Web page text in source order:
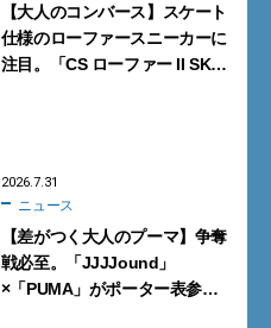
【大人のコンバース】スケート
仕様のローファースニーカーに
注目。「CS ローファー II SK」
2026.7.31
ニュース
【差がつく大人のプーマ】争奪
戦必至。「JJJJound」
×「PUMA」がポーター表参道